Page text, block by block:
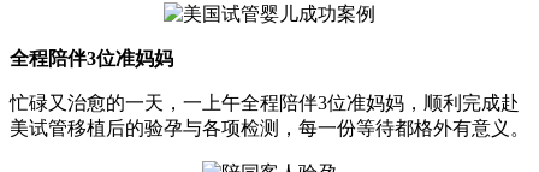
全程陪伴3位准妈妈
忙碌又治愈的一天，一上午全程陪伴3位准妈妈，顺利完成赴
美试管移植后的验孕与各项检测，每一份等待都格外有意义。